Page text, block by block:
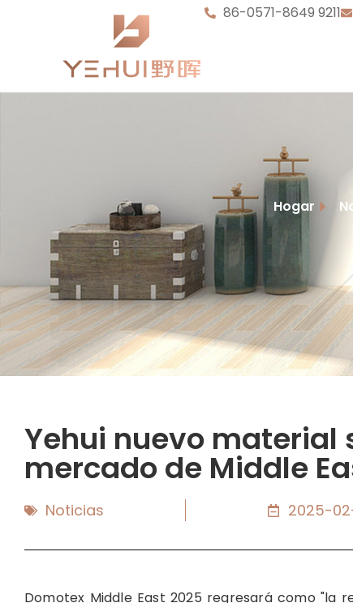
86-0571-8649 9211
Hogar
Yehui nuevo material
mercado de Middle
Noticias 2025-
Domotex Middle East 2025 regresará como "la